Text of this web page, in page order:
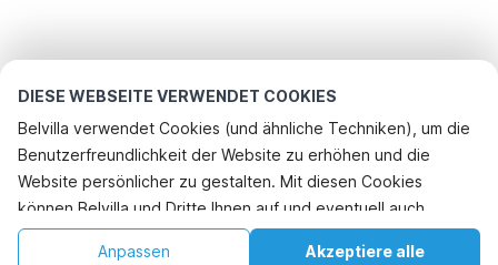
DIESE WEBSEITE VERWENDET COOKIES
Belvilla verwendet Cookies (und ähnliche Techniken), um die
Benutzerfreundlichkeit der Website zu erhöhen und die
Website persönlicher zu gestalten. Mit diesen Cookies
können Belvilla und Dritte Ihnen auf und eventuell auch
außerhalb unserer Website folgen, um Werbung Ihren
Interessen anzupassen und das Teilen von Informationen über
Akzeptiere alle
Anpassen
Beliebte Ausstattungen für Urlaub in Algarve
Kinderfreundliche Ferienunterkünfte
Ferienhaus mit Schwimmbad
Ferienhaus mit Garten
Ferienhäuser mit eigenem Pool
Top-Regionen mit Top-Annehmlichkeiten für den Urlaub
Kinderfreundliche Ferienunterkünfte algarve
Ferienhaus mit Schwimmbad albufeira-und-umgebung
Top-Städte mit Top-Annehmlichkeiten für den Urlaub
Kinderfreundliche Ferienunterkünfte monchique
Beliebte Region für den Urlaub in Portugal
Rufen Sie an, um zu buchen